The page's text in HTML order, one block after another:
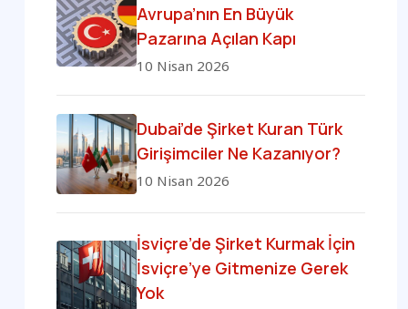
Avrupa’nın En Büyük
Pazarına Açılan Kapı
10 Nisan 2026
Dubai’de Şirket Kuran Türk
Girişimciler Ne Kazanıyor?
10 Nisan 2026
İsviçre’de Şirket Kurmak İçin
İsviçre’ye Gitmenize Gerek
Yok